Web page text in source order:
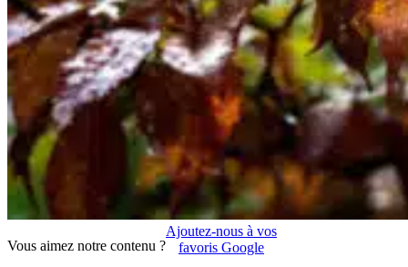
Vous aimez notre contenu ?
Ajoutez-nous à vos
favoris Google